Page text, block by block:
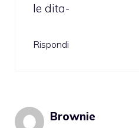
le dita-
Rispondi
Brownie